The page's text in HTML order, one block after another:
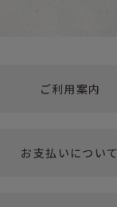
ご利用案内
お支払いについて